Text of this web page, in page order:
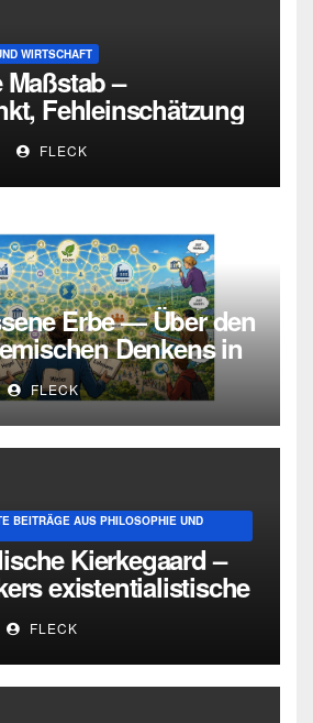
WIRTSCHAFT
–
Fehleinschätzung
intellektueller
FLECK
Erbe — Über den
Denkens in
FLECK
BEITRÄGE AUS PHILOSOPHIE UND
Kierkegaard –
existentialistische
1933
FLECK